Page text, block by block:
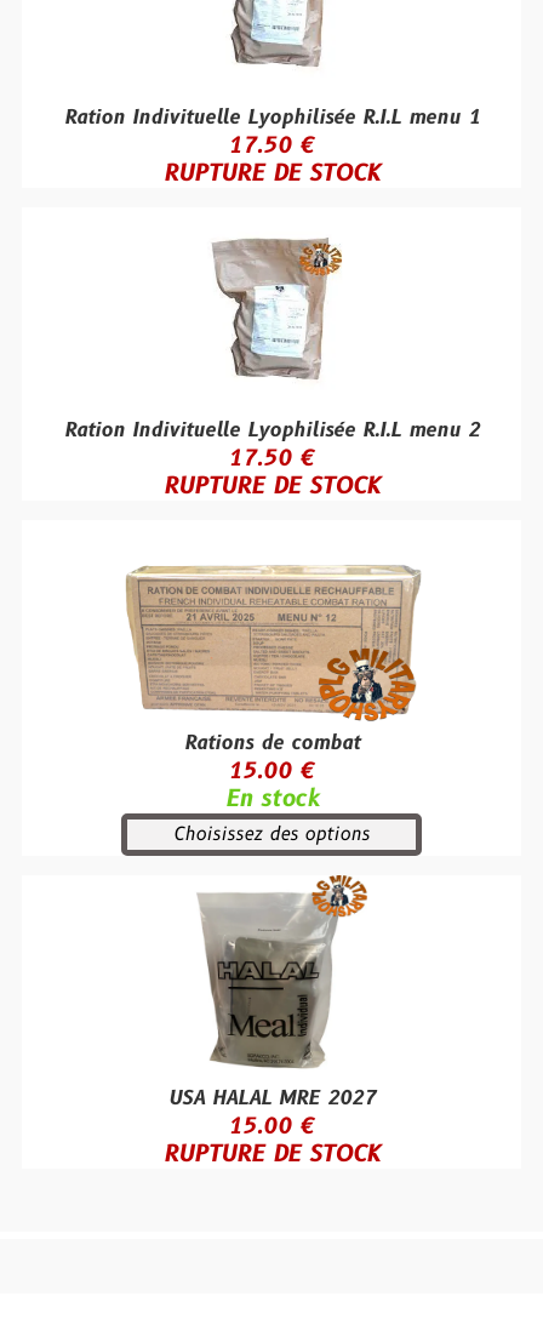
Ration Indivituelle Lyophilisée R.I.L menu 1
17.50 €
RUPTURE DE STOCK
Ration Indivituelle Lyophilisée R.I.L menu 2
17.50 €
RUPTURE DE STOCK
Rations de combat
15.00 €
En stock
Choisissez des options
USA HALAL MRE 2027
15.00 €
RUPTURE DE STOCK